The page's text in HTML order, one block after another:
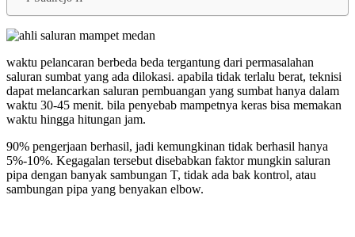
waktu pelancaran berbeda beda tergantung dari permasalahan
saluran sumbat yang ada dilokasi. apabila tidak terlalu berat, teknisi
dapat melancarkan saluran pembuangan yang sumbat hanya dalam
waktu 30-45 menit. bila penyebab mampetnya keras bisa memakan
waktu hingga hitungan jam.
90% pengerjaan berhasil, jadi kemungkinan tidak berhasil hanya
5%-10%. Kegagalan tersebut disebabkan faktor mungkin saluran
pipa dengan banyak sambungan T, tidak ada bak kontrol, atau
sambungan pipa yang benyakan elbow.